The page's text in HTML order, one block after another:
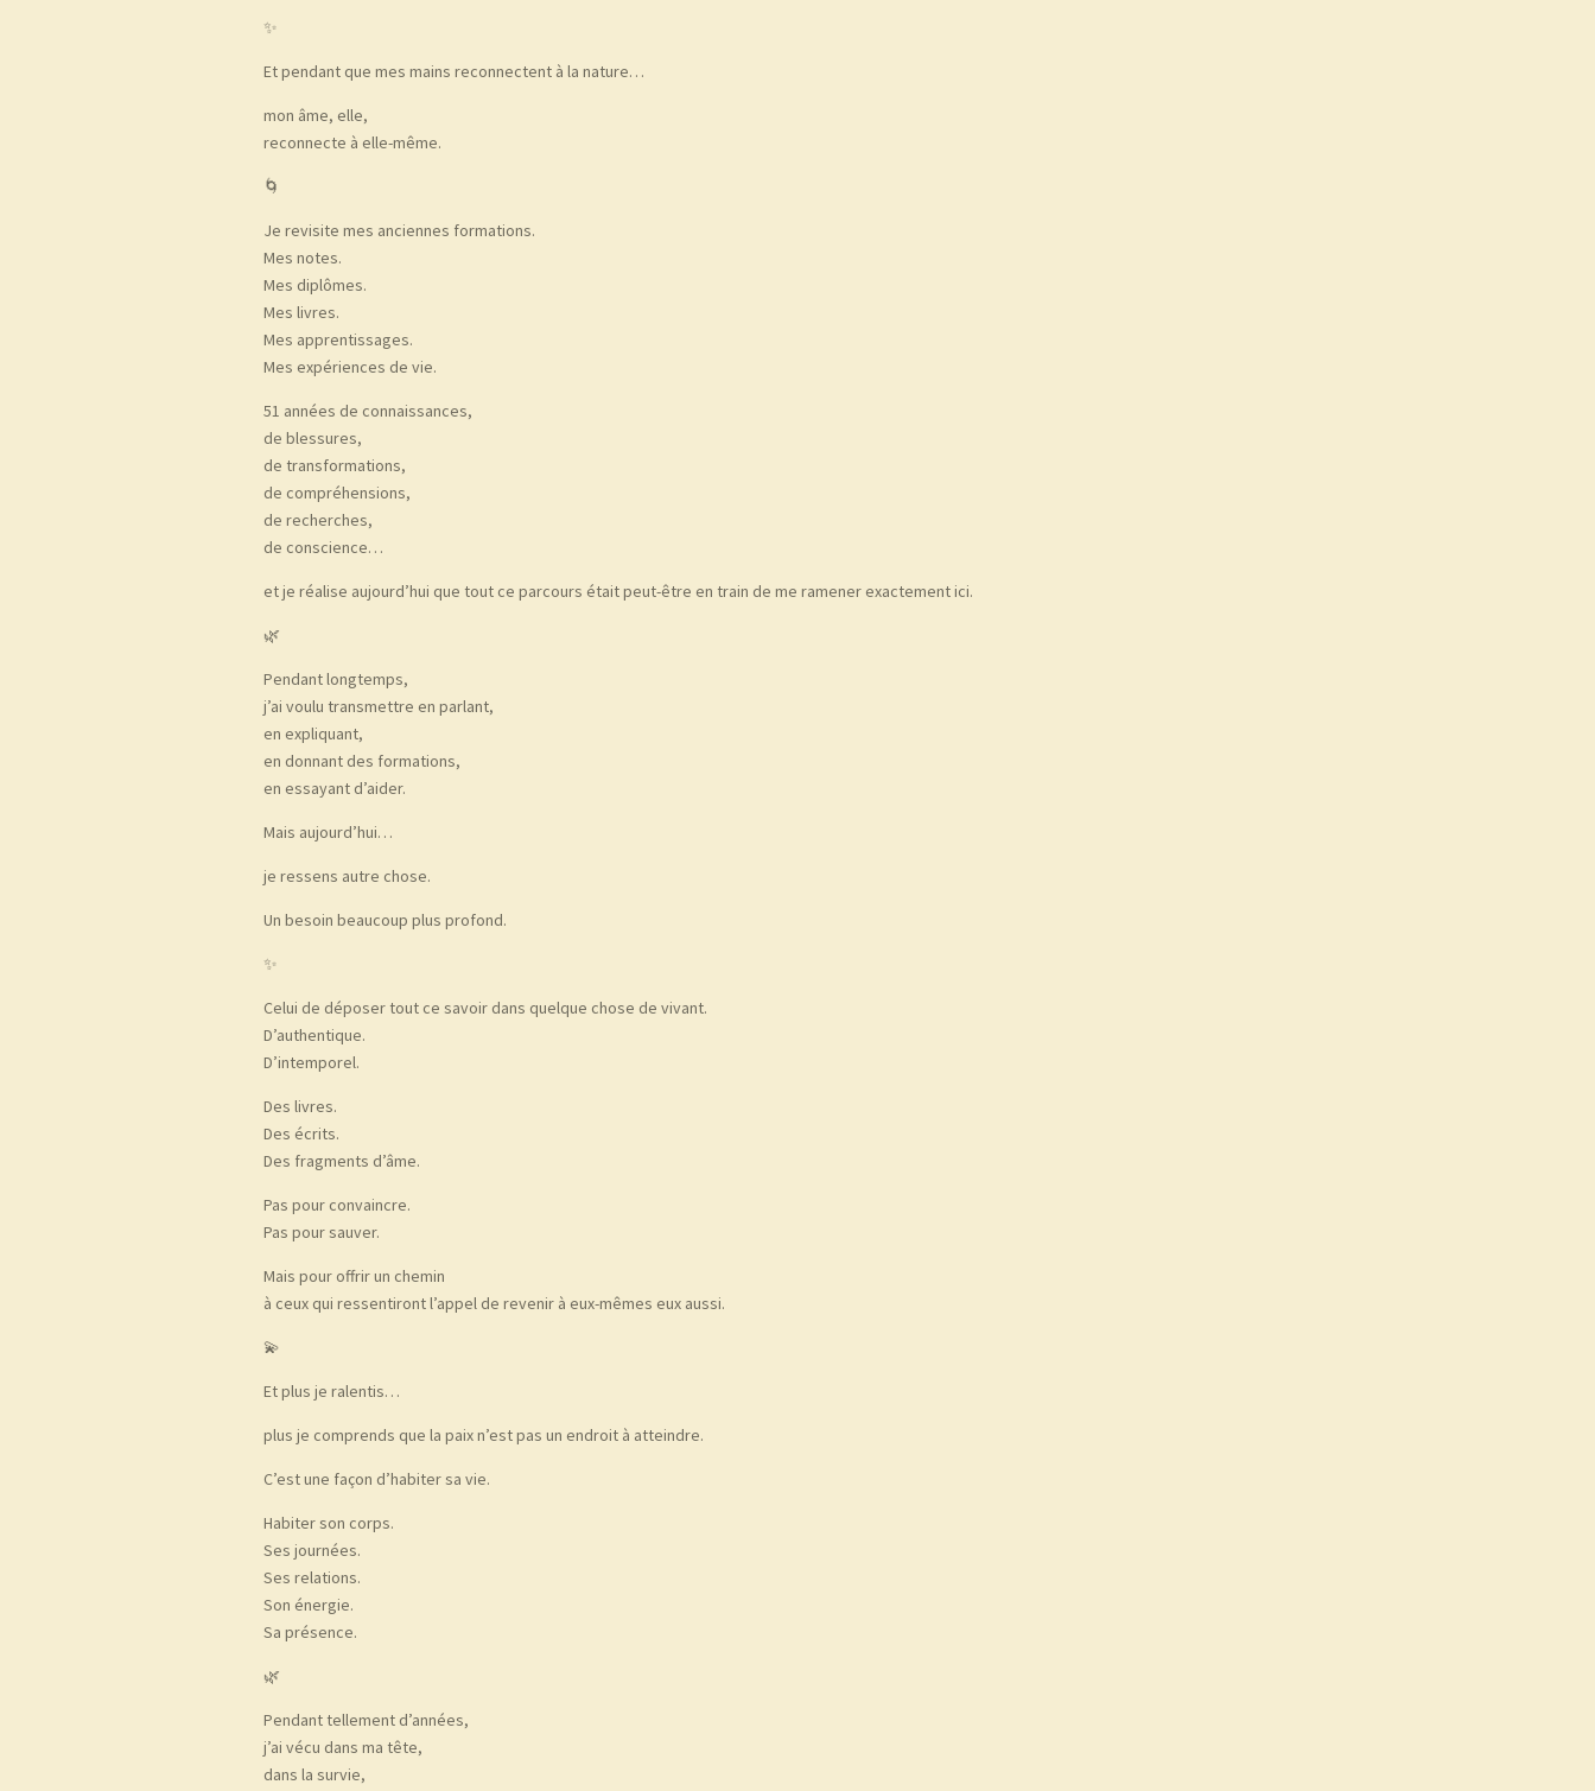
✨
Et pendant que mes mains reconnectent à la nature…
mon âme, elle,
reconnecte à elle-même.
🌀
Je revisite mes anciennes formations.
Mes notes.
Mes diplômes.
Mes livres.
Mes apprentissages.
Mes expériences de vie.
51 années de connaissances,
de blessures,
de transformations,
de compréhensions,
de recherches,
de conscience…
et je réalise aujourd’hui que tout ce parcours était peut-être en train de me ramener exactement ici.
🌿
Pendant longtemps,
j’ai voulu transmettre en parlant,
en expliquant,
en donnant des formations,
en essayant d’aider.
Mais aujourd’hui…
je ressens autre chose.
Un besoin beaucoup plus profond.
✨
Celui de déposer tout ce savoir dans quelque chose de vivant.
D’authentique.
D’intemporel.
Des livres.
Des écrits.
Des fragments d’âme.
Pas pour convaincre.
Pas pour sauver.
Mais pour offrir un chemin
à ceux qui ressentiront l’appel de revenir à eux-mêmes eux aussi.
💫
Et plus je ralentis…
plus je comprends que la paix n’est pas un endroit à atteindre.
C’est une façon d’habiter sa vie.
Habiter son corps.
Ses journées.
Ses relations.
Son énergie.
Sa présence.
🌿
Pendant tellement d’années,
j’ai vécu dans ma tête,
dans la survie,